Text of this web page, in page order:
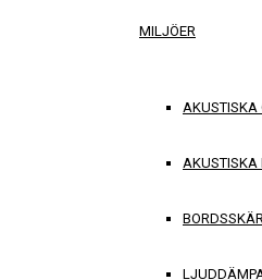
MILJÖER
AKUSTISKA
AKUSTISKA